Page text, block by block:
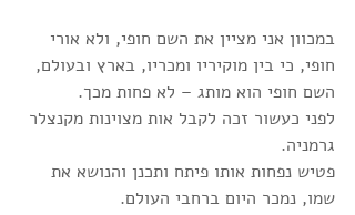
במכוון אני מציין את השם חופי, ולא אורי
חופי, כי בין מוקיריו ומכריו, בארץ ובעולם,
השם חופי הוא מותג – לא פחות מכך.
לפני כעשור זכה לקבל אות מצוינות מקנצלר
גרמניה.
פטיש נפחות אותו פיתח ותכנן והנושא את
שמו, נמכר היום ברחבי העולם.